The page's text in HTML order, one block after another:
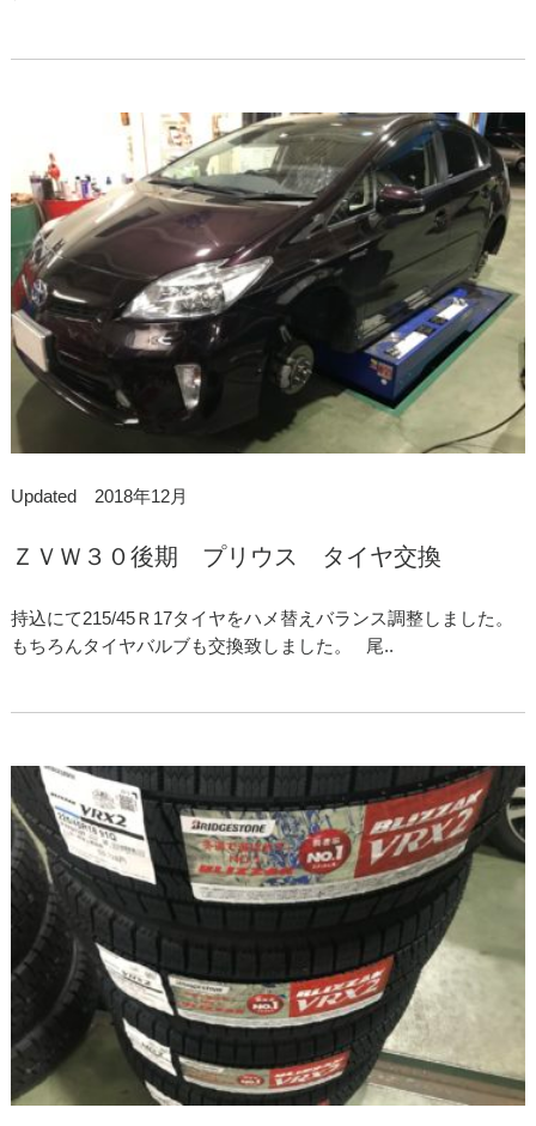
Updated 2018年12月
ＺＶＷ３０後期 プリウス タイヤ交換
持込にて215/45Ｒ17タイヤをハメ替えバランス調整しました。
もちろんタイヤバルブも交換致しました。 尾..